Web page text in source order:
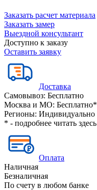
Заказать расчет материала
Заказать замер
Выездной консультант
Доступно к заказу
Оставить заявку
Доставка
Самовывоз: Бесплатно
Москва и МО: Бесплатно*
Регионы: Индивидуально
* - подробнее читать здесь
Оплата
Наличная
Безналичная
По счету в любом банке